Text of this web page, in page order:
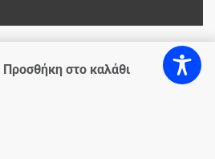
Προσθήκη στο καλάθι